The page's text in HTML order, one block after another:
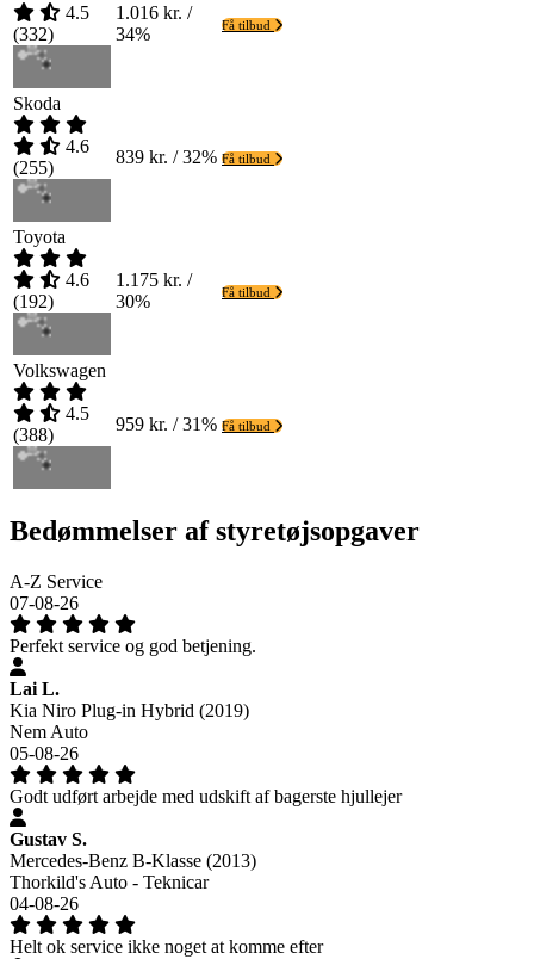
4.5
(332)
1.016 kr. /
34%
Få tilbud
Skoda
4.6
(255)
839 kr. / 32% Få tilbud
Toyota
4.6
(192)
1.175 kr. /
30%
Få tilbud
Volkswagen
4.5
(388)
959 kr. / 31% Få tilbud
Bedømmelser af styretøjsopgaver
A-Z Service
07-08-26
Perfekt service og god betjening.
Lai L.
Kia Niro Plug-in Hybrid (2019)
Nem Auto
05-08-26
Godt udført arbejde med udskift af bagerste hjullejer
Gustav S.
Mercedes-Benz B-Klasse (2013)
Thorkild's Auto - Teknicar
04-08-26
Helt ok service ikke noget at komme efter